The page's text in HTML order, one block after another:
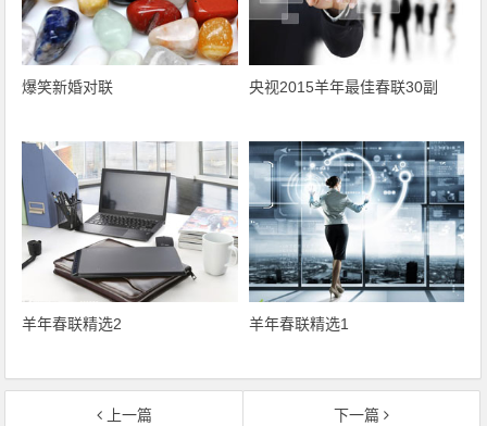
爆笑新婚对联 央视2015羊年最佳春联30副
羊年春联精选2 羊年春联精选1
上一篇
下一篇